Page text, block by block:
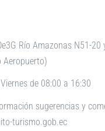
Río Amazonas N51-20
Aeropuerto)
de 08:00 a 16:30
sugerencias y
turismo.gob.ec